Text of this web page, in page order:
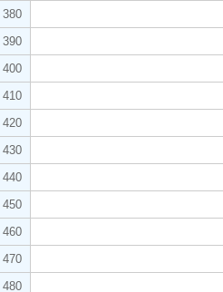
380
390
400
410
420
430
440
450
460
470
480